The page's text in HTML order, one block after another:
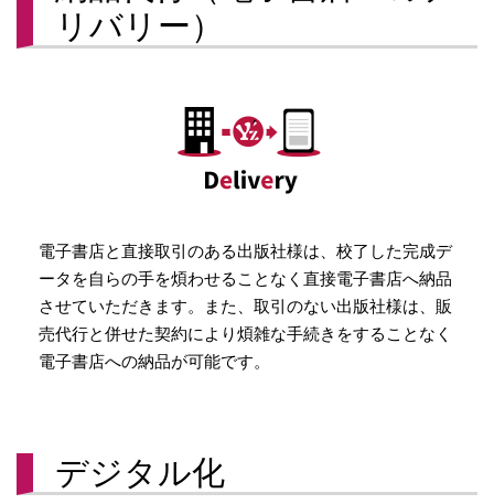
リバリー）
電子書店と直接取引のある出版社様は、校了した完成デ
ータを自らの手を煩わせることなく直接電子書店へ納品
させていただきます。また、取引のない出版社様は、販
売代行と併せた契約により煩雑な手続きをすることなく
電子書店への納品が可能です。
デジタル化